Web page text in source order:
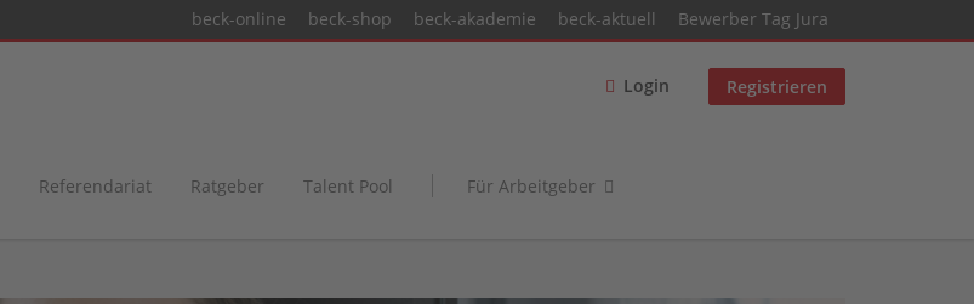
beck-online beck-shop beck-akademie beck-aktuell Bewerber Tag Jura
Login Registrieren
Referendariat Ratgeber Talent Pool Für Arbeitgeber